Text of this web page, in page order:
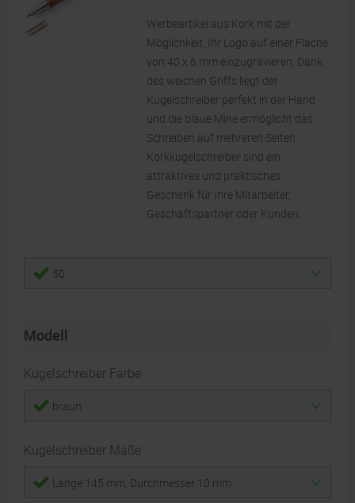
Werbeartikel aus Kork mit der
Möglichkeit, Ihr Logo auf einer Fläche
von 40 x 6 mm einzugravieren. Dank
des weichen Griffs liegt der
Kugelschreiber perfekt in der Hand
und die blaue Mine ermöglicht das
Schreiben auf mehreren Seiten.
Korkkugelschreiber sind ein
attraktives und praktisches
Geschenk für Ihre Mitarbeiter,
Geschäftspartner oder Kunden.
50
Modell
Kugelschreiber Farbe
braun
Kugelschreiber Maße
Länge 145 mm, Durchmesser 10 mm